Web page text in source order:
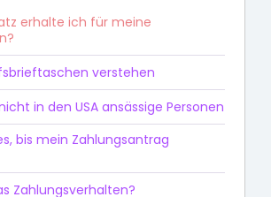
erhalte ich für meine
verstehen
in den USA ansässige Personen
bis mein Zahlungsantrag
Zahlungsverhalten?